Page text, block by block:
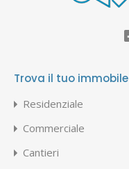
Trova il tuo immobile
Residenziale
Commerciale
Cantieri